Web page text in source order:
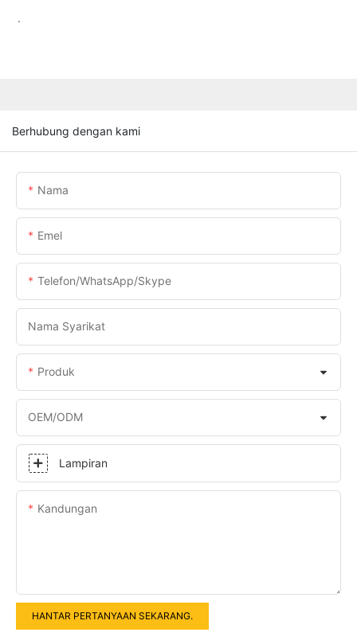
.
Berhubung dengan kami
Nama
Emel
Telefon/WhatsApp/Skype
Nama Syarikat
Produk
OEM/ODM
Lampiran
Kandungan
HANTAR PERTANYAAN SEKARANG.